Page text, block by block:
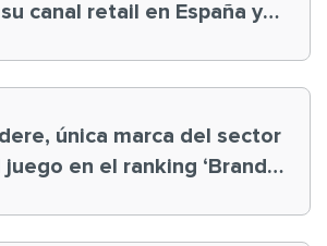
canal retail en España y
única marca del sector
en el ranking ‘Brand